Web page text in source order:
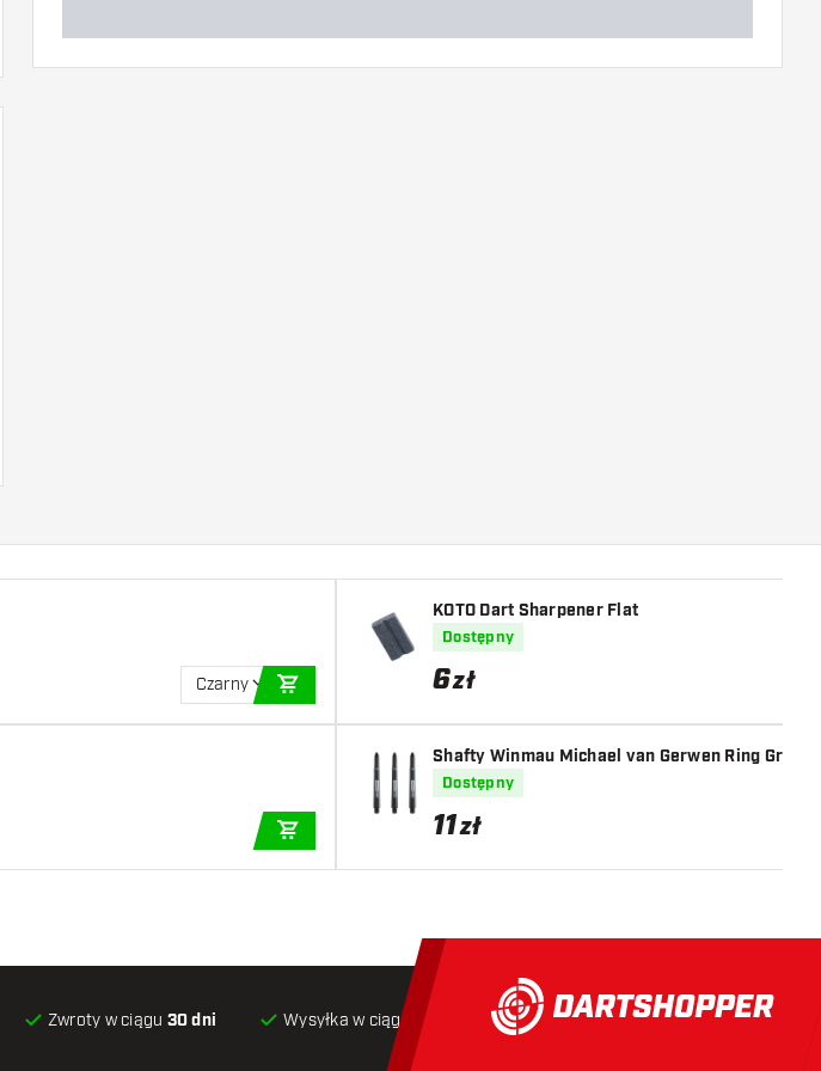
Czarny
KOTO Dart Sharpener Flat
Dostępny
6zł
Shafty Winmau Michael van Gerwen Ring Grip
Dostępny
11zł
Zwroty w ciągu 30 dni Wysyłka w ciągu 24 godzin Darmowa wysyłka od 250 złoty